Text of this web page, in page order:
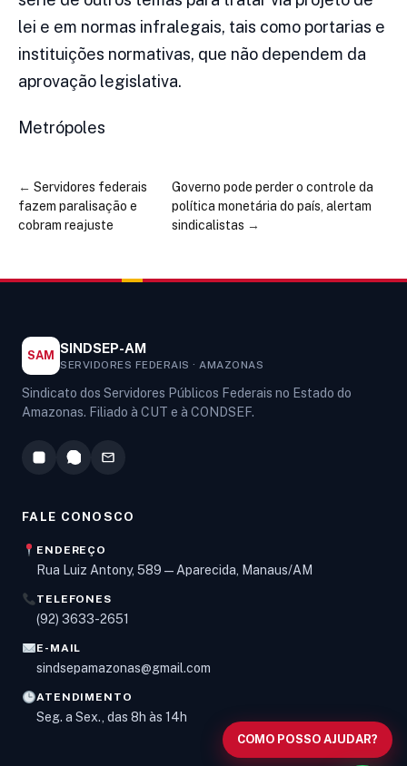
lei e em normas infralegais, tais como portarias e
instituições normativas, que não dependem da
aprovação legislativa.
Metrópoles
← Servidores federais
fazem paralisação e
cobram reajuste
Governo pode perder o controle da
política monetária do país, alertam
sindicalistas →
SAM SINDSEP-AM
SERVIDORES FEDERAIS · AMAZONAS
Sindicato dos Servidores Públicos Federais no Estado do
Amazonas. Filiado à CUT e à CONDSEF.
FALE CONOSCO
ENDEREÇO
Rua Luiz Antony, 589 — Aparecida, Manaus/AM
TELEFONES
(92) 3633-2651
E-MAIL
sindsepamazonas@gmail.com
ATENDIMENTO
Seg. a Sex., das 8h às 14h
COMO POSSO AJUDAR?
Olá! Digite um assunto e vou buscar em nossas